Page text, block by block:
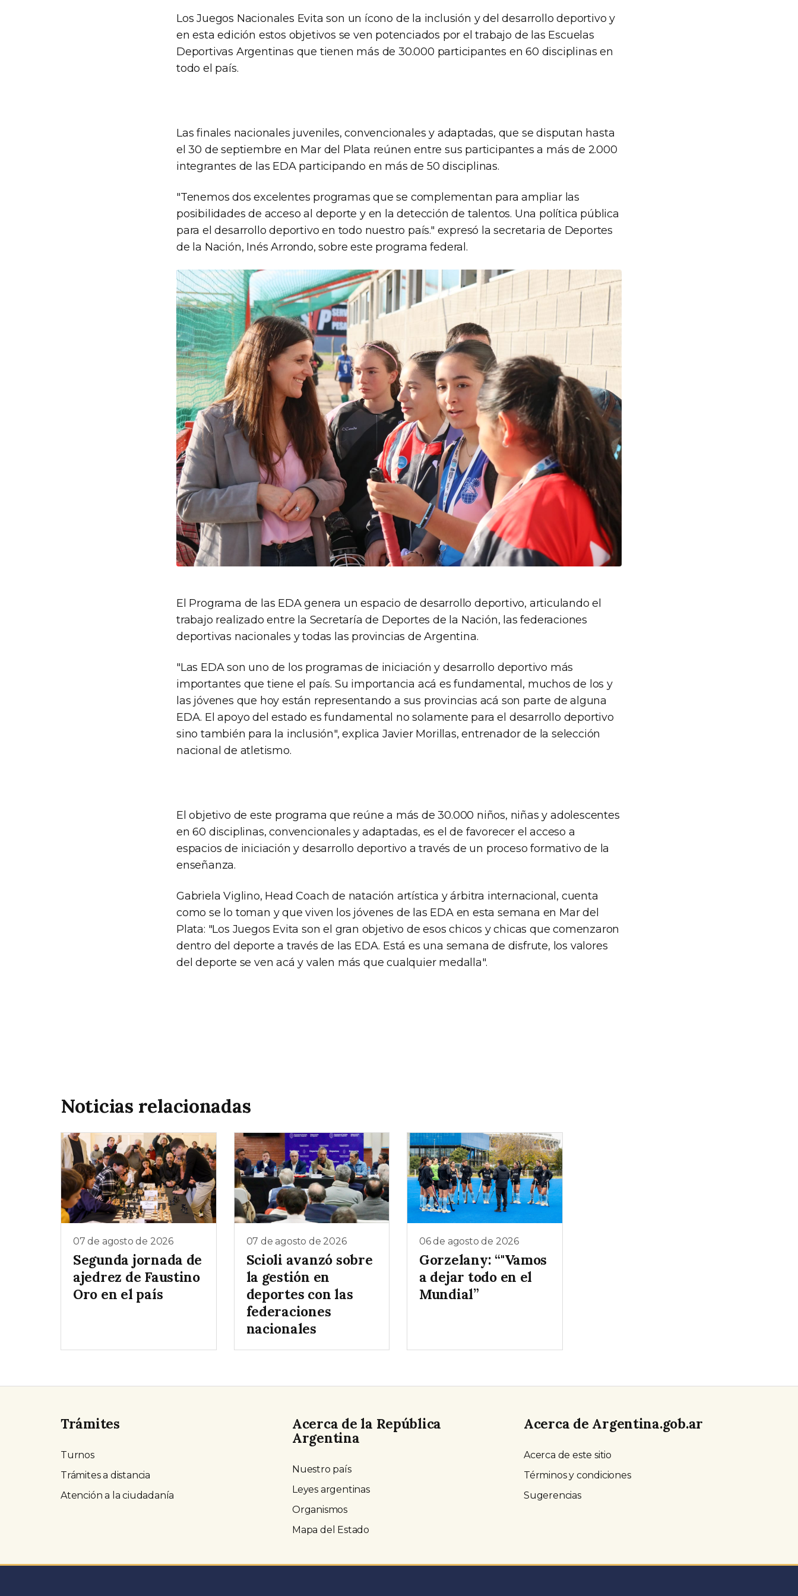
Los Juegos Nacionales Evita son un ícono de la inclusión y del desarrollo deportivo y
en esta edición estos objetivos se ven potenciados por el trabajo de las Escuelas
Deportivas Argentinas que tienen más de 30.000 participantes en 60 disciplinas en
todo el país.
Las finales nacionales juveniles, convencionales y adaptadas, que se disputan hasta
el 30 de septiembre en Mar del Plata reúnen entre sus participantes a más de 2.000
integrantes de las EDA participando en más de 50 disciplinas.
"Tenemos dos excelentes programas que se complementan para ampliar las
posibilidades de acceso al deporte y en la detección de talentos. Una política pública
para el desarrollo deportivo en todo nuestro país." expresó la secretaria de Deportes
de la Nación, Inés Arrondo, sobre este programa federal.
El Programa de las EDA genera un espacio de desarrollo deportivo, articulando el
trabajo realizado entre la Secretaría de Deportes de la Nación, las federaciones
deportivas nacionales y todas las provincias de Argentina.
"Las EDA son uno de los programas de iniciación y desarrollo deportivo más
importantes que tiene el país. Su importancia acá es fundamental, muchos de los y
las jóvenes que hoy están representando a sus provincias acá son parte de alguna
EDA. El apoyo del estado es fundamental no solamente para el desarrollo deportivo
sino también para la inclusión", explica Javier Morillas, entrenador de la selección
nacional de atletismo.
El objetivo de este programa que reúne a más de 30.000 niños, niñas y adolescentes
en 60 disciplinas, convencionales y adaptadas, es el de favorecer el acceso a
espacios de iniciación y desarrollo deportivo a través de un proceso formativo de la
enseñanza.
Gabriela Viglino, Head Coach de natación artística y árbitra internacional, cuenta
como se lo toman y que viven los jóvenes de las EDA en esta semana en Mar del
Plata: "Los Juegos Evita son el gran objetivo de esos chicos y chicas que comenzaron
dentro del deporte a través de las EDA. Está es una semana de disfrute, los valores
del deporte se ven acá y valen más que cualquier medalla".
Noticias relacionadas
07 de agosto de 2026
Segunda jornada de
ajedrez de Faustino
Oro en el país
07 de agosto de 2026
Scioli avanzó sobre
la gestión en
deportes con las
federaciones
nacionales
06 de agosto de 2026
Gorzelany: “"Vamos
a dejar todo en el
Mundial”
Trámites
Turnos
Trámites a distancia
Atención a la ciudadanía
Acerca de la República
Argentina
Nuestro país
Leyes argentinas
Organismos
Mapa del Estado
Acerca de Argentina.gob.ar
Acerca de este sitio
Términos y condiciones
Sugerencias